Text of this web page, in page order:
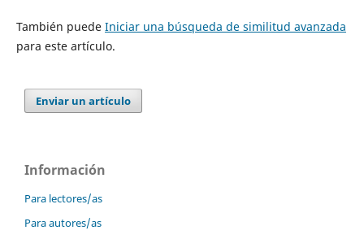
También puede Iniciar una búsqueda de similitud avanzada
para este artículo.
Enviar un artículo
Información
Para lectores/as
Para autores/as